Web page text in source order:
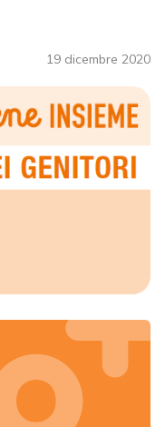
19 dicembre 2020